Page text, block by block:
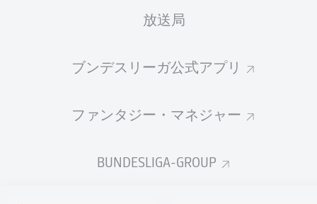
放送局
ブンデスリーガ公式アプリ
ファンタジー・マネジャー
BUNDESLIGA-GROUP
2022/2023
統計 シーズン 2022/2023